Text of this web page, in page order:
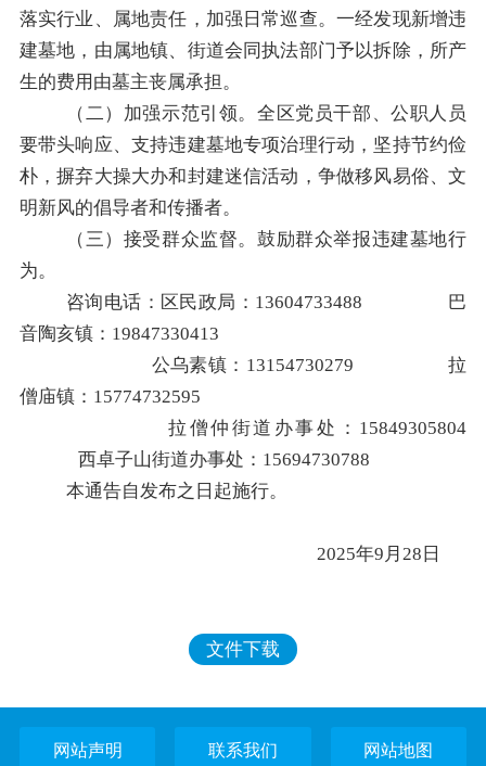
落实行业、 属地责任 ， 加强日常巡查。一经发现新增违
建墓地，由属地镇、街道会同执法部门予以拆除 ，所产
生的费用由墓主丧属承担。
（二） 加强示范引领。全 区 党员干部、公职人员
要带头响应、支持违建墓地专项治理行动，坚持节约俭
朴，摒弃大操大办和封建迷信活动，争做移风易俗、文
明新风的倡导者和传播者。
（三） 接受群众监督。鼓励群众举报违建墓地行
为。
咨询电话： 区民政局： 13604733488
巴
音陶亥镇： 19847330413
公乌素镇： 13154730279
拉
僧庙镇： 15774732595
拉僧仲街道办事处： 15849305804
西卓子山街道办事处： 15694730788
本通告自发布之日起施行。
2025年9 月28 日
文件下载
网站声明 联系我们 网站地图